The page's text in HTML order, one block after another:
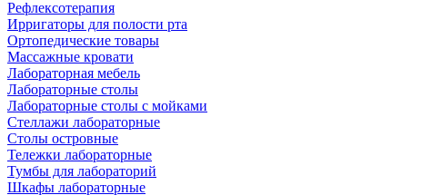
Рефлексотерапия
Ирригаторы для полости рта
Ортопедические товары
Массажные кровати
Лабораторная мебель
Лабораторные столы
Лабораторные столы с мойками
Стеллажи лабораторные
Столы островные
Тележки лабораторные
Тумбы для лабораторий
Шкафы лабораторные